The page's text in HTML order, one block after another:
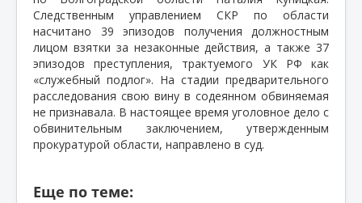
Следственным управлением СКР по области
насчитано 39 эпизодов получения должностным
лицом взятки за незаконные действия, а также 37
эпизодов преступления, трактуемого УК РФ как
«служебный подлог». На стадии предварительного
расследования свою вину в содеянном обвиняемая
не признавала. В настоящее время уголовное дело с
обвинительным заключением, утвержденным
прокуратурой области, направлено в суд.
Еще по теме: